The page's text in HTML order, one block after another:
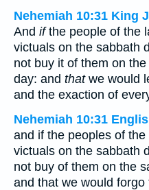
Nehemiah 10:31 King
And ifthe people of the
victuals on the sabbath
not buy it of them on
day: and thatwe would
and the exaction of
Nehemiah 10:31
and if the peoples of
victuals on the sabbath
not buy of them on the
and that we would